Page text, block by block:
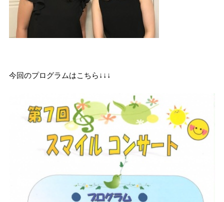
今回のプログラムはこちら↓↓↓